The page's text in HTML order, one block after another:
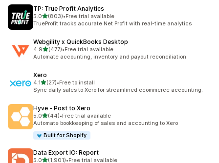
TP: True Profit Analytics
5.0เต็ม 5 ดาว
(803)
ทั้งหมด 803 รีวิว
•Free trial available
TrueProfit tracks accurate Net Profit with real-time analytics
Webgility x QuickBooks Desktop
4.9เต็ม 5 ดาว
(477)
ทั้งหมด 477 รีวิว
•Free trial available
Automate accounting, inventory and payout reconciliation
Xero
4.1เต็ม 5 ดาว
(27)
ทั้งหมด 27 รีวิว
•Free to install
Sync daily sales to Xero for streamlined ecommerce accounting.
Hyve ‑ Post to Xero
5.0เต็ม 5 ดาว
(44)
ทั้งหมด 44 รีวิว
•Free trial available
Automate bookkeeping of sales and accounting to Xero
Built for Shopify
Data Export IO: Report
5.0เต็ม 5 ดาว
(1,901)•Free trial available